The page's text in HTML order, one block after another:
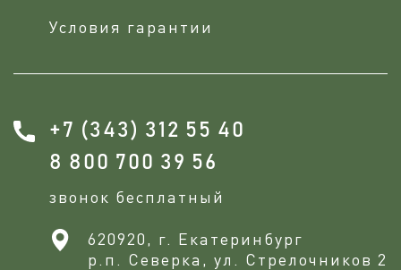
Условия гарантии
+7 (343) 312 55 40
8 800 700 39 56
звонок бесплатный
620920, г. Екатеринбург
р.п. Северка, ул. Стрелочников 2